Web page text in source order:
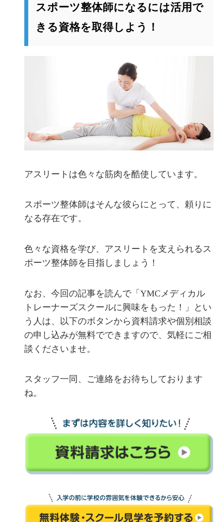
スポーツ整体師になるには活用で
きる資格を取得しよう！
アスリートは色々な筋肉を酷使しています。
スポーツ整体師はそんな彼らにとって、頼りに
なる存在です。
色々な資格を学び、アスリートを支えられるス
ポーツ整体師を目指しましょう！
なお、今回の記事を読んで「YMCメディカル
トレーナーズスクールに興味をもった！」とい
う人は、以下のボタンから資料請求や個別相談
の申し込みが無料でできますので、気軽にご相
談くださいませ。
スタッフ一同、ご連絡をお待ちしております
ね。